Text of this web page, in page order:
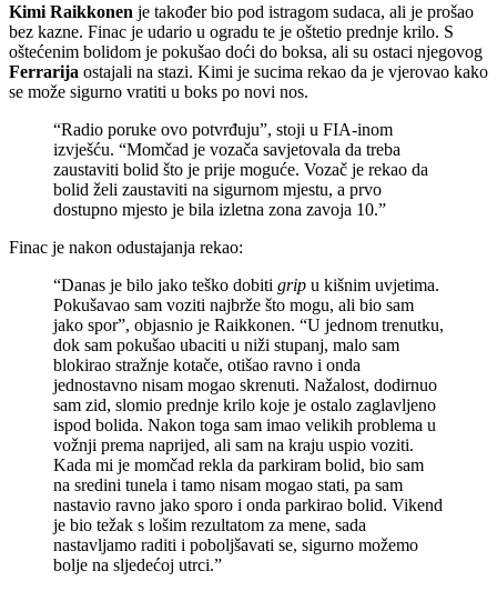
Kimi Raikkonen je također bio pod istragom sudaca, ali je prošao
bez kazne. Finac je udario u ogradu te je oštetio prednje krilo. S
oštećenim bolidom je pokušao doći do boksa, ali su ostaci njegovog
Ferrarija ostajali na stazi. Kimi je sucima rekao da je vjerovao kako
se može sigurno vratiti u boks po novi nos.
“Radio poruke ovo potvrđuju”, stoji u FIA-inom
izvješću. “Momčad je vozača savjetovala da treba
zaustaviti bolid što je prije moguće. Vozač je rekao da
bolid želi zaustaviti na sigurnom mjestu, a prvo
dostupno mjesto je bila izletna zona zavoja 10.”
Finac je nakon odustajanja rekao:
“Danas je bilo jako teško dobiti grip u kišnim uvjetima.
Pokušavao sam voziti najbrže što mogu, ali bio sam
jako spor”, objasnio je Raikkonen. “U jednom trenutku,
dok sam pokušao ubaciti u niži stupanj, malo sam
blokirao stražnje kotače, otišao ravno i onda
jednostavno nisam mogao skrenuti. Nažalost, dodirnuo
sam zid, slomio prednje krilo koje je ostalo zaglavljeno
ispod bolida. Nakon toga sam imao velikih problema u
vožnji prema naprijed, ali sam na kraju uspio voziti.
Kada mi je momčad rekla da parkiram bolid, bio sam
na sredini tunela i tamo nisam mogao stati, pa sam
nastavio ravno jako sporo i onda parkirao bolid. Vikend
je bio težak s lošim rezultatom za mene, sada
nastavljamo raditi i poboljšavati se, sigurno možemo
bolje na sljedećoj utrci.”